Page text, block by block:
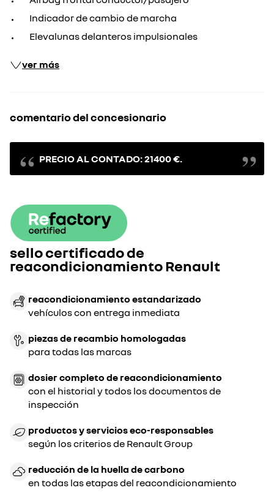
Indicador de cambio de marcha
Elevalunas delanteros impulsionales
ver más
comentario del concesionario
PRECIO AL CONTADO: 21400 €.
sello certificado de
reacondicionamiento Renault
reacondicionamiento estandarizado
vehículos con entrega inmediata
piezas de recambio homologadas
para todas las marcas
dosier completo de reacondicionamiento
con el historial y todos los documentos de
inspección
productos y servicios eco-responsables
según los criterios de Renault Group
reducción de la huella de carbono
en todas las etapas del reacondicionamiento